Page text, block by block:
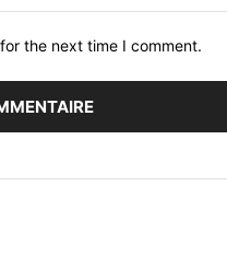
the next time I comment.